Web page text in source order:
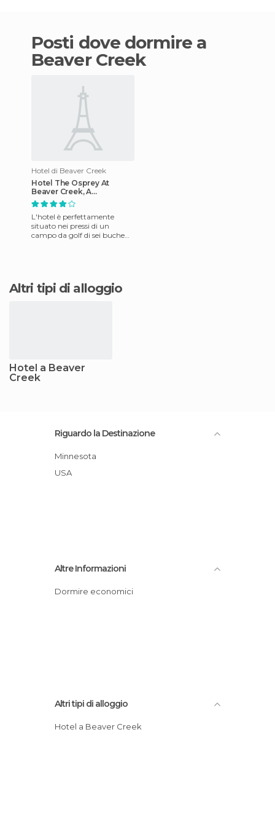
Posti dove dormire a
Beaver Creek
Hotel di Beaver Creek
Hotel The Osprey At
Beaver Creek, A
Rockresort
L'hotel è perfettamente
situato nei pressi di un
campo da golf di sei buche
Altri tipi di alloggio
Hotel a Beaver
Creek
Riguardo la Destinazione
Minnesota
USA
Altre Informazioni
Dormire economici
Altri tipi di alloggio
Hotel a Beaver Creek